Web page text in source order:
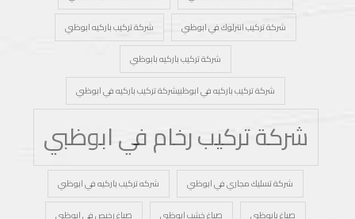
شركة تركيب انترلوك في ابوظبي
شركة تركيب باركيه ابوظبي
شركة تركيب باركيه بابوظبي
شركة تركيب باركيه في ابوظبيشركة تركيب باركيه في ابوظبي
شركة تركيب رخام في ابوظبي
شركة تسليك مجاري في ابوظبي
شركه تركيب باركيه في ابوظبي
صباغ بابوظبي
صباغ خشب ابوظبي صباغ رخيص في ابوظبي